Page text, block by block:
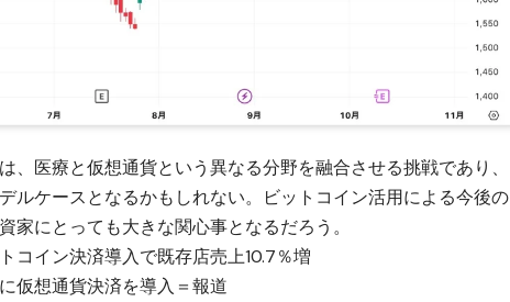
、医療と仮想通貨という異なる分野を融合させる挑戦であり、
ルケースとなるかもしれない。ビットコイン活用による今後の
にとっても大きな関心事となるだろう。
コイン決済導入で既存店売上10.7％増
仮想通貨決済を導入＝報道